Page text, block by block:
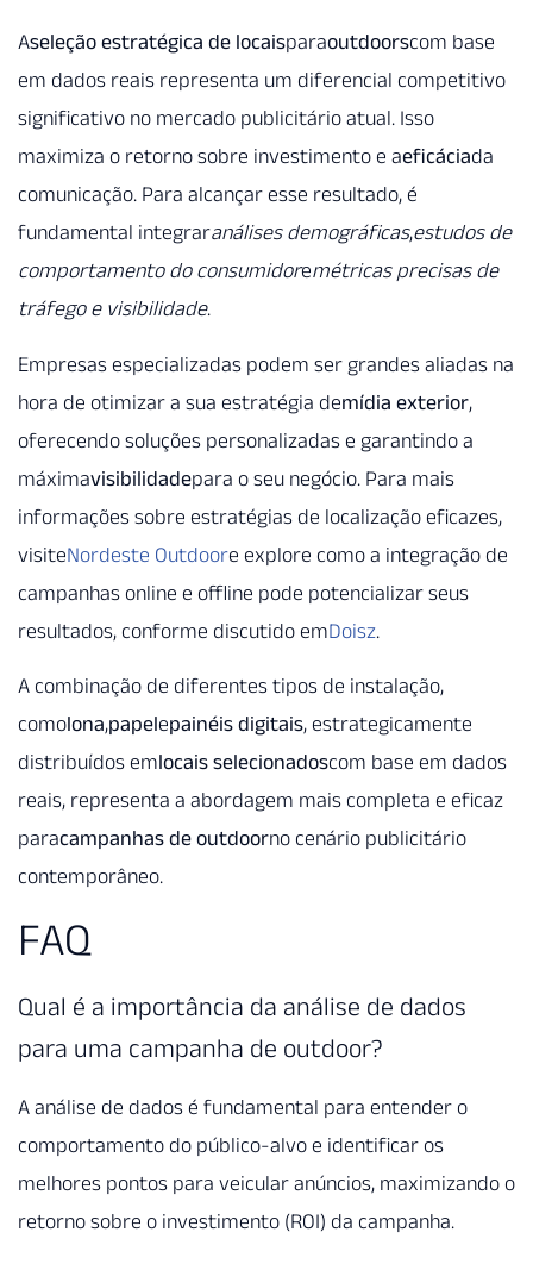
Aseleção estratégica de locaisparaoutdoorscom base
em dados reais representa um diferencial competitivo
significativo no mercado publicitário atual. Isso
maximiza o retorno sobre investimento e aeficáciada
comunicação. Para alcançar esse resultado, é
fundamental integraranálises demográficas,estudos de
comportamento do consumidoremétricas precisas de
tráfego e visibilidade.
Empresas especializadas podem ser grandes aliadas na
hora de otimizar a sua estratégia demídia exterior,
oferecendo soluções personalizadas e garantindo a
máximavisibilidadepara o seu negócio. Para mais
informações sobre estratégias de localização eficazes,
visiteNordeste Outdoore explore como a integração de
campanhas online e offline pode potencializar seus
resultados, conforme discutido emDoisz.
A combinação de diferentes tipos de instalação,
comolona,papelepainéis digitais, estrategicamente
distribuídos emlocais selecionadoscom base em dados
reais, representa a abordagem mais completa e eficaz
paracampanhas de outdoorno cenário publicitário
contemporâneo.
FAQ
Qual é a importância da análise de dados
para uma campanha de outdoor?
A análise de dados é fundamental para entender o
comportamento do público-alvo e identificar os
melhores pontos para veicular anúncios, maximizando o
retorno sobre o investimento (ROI) da campanha.